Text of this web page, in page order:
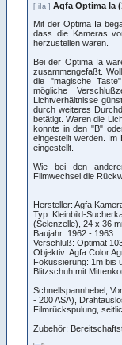
[ iIa ] Agfa Optima Ia
Mit der Optima Ia
dass die Kameras
herzustellen waren.
Bei der Optima Ia
zusammengefaßt.
die "magische
mögliche
Lichtverhältnisse
durch weiteres
betätigt. Waren die
konnte in den "B"
eingestellt werden. Im
eingestellt.
Wie bei den
Filmwechsel die
Hersteller: Agfa
Typ: Kleinbild-
(Selenzelle), 24 x 36
Baujahr: 1962 - 1963
Verschluß: Optimat
Objektiv: Agfa Color
Fokussierung: 1m bis
Blitzschuh mit
Schnellspannhebel,
- 200 ASA),
Filmrückspulung,
Zubehör: